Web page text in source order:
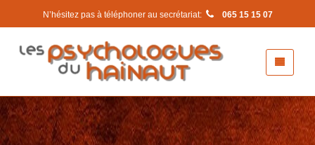
N’hésitez pas à téléphoner au secrétariat: 065 15 15 07